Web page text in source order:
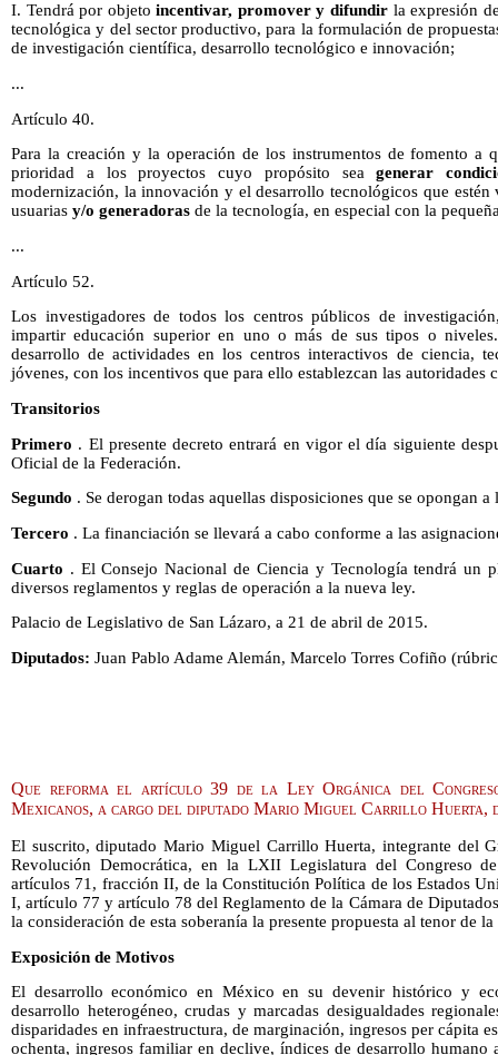
I. Tendrá por objetoincentivar, promover y difundir la expresión
tecnológica y del sector productivo, para la formulación de
de investigación científica, desarrollo tecnológico e innovación;
...
Artículo 40.
Para la creación y la operación de los instrumentos de fomento a
prioridad a los proyectos cuyo propósito seagenerar
modernización, la innovación y el desarrollo tecnológicos que estén
usuarias y/o generadoras de la tecnología, en especial con la
...
Artículo 52.
Los investigadores de todos los centros públicos de
impartir educación superior en uno o más de sus tipos o
desarrollo de actividades en los centros interactivos de ciencia,
jóvenes, con los incentivos que para ello establezcan las autoridades
Transitorios
Primero . El presente decreto entrará en vigor el día siguiente
Oficial de la Federación.
Segundo . Se derogan todas aquellas disposiciones que se opongan
Tercero . La financiación se llevará a cabo conforme a las
Cuarto . El Consejo Nacional de Ciencia y Tecnología tendrá un
diversos reglamentos y reglas de operación a la nueva ley.
Palacio de Legislativo de San Lázaro, a 21 de abril de 2015.
Diputados: Juan Pablo Adame Alemán, Marcelo Torres Cofiño
Que reforma el artículo 39 de la Ley Orgánica del
Mexicanos, a cargo del diputado Mario Miguel Carrillo Huerta,
El suscrito, diputado Mario Miguel Carrillo Huerta, integrante del
Revolución Democrática, en la LXII Legislatura del Congreso
artículos 71, fracción II, de la Constitución Política de los Estados
I, artículo 77 y artículo 78 del Reglamento de la Cámara de
la consideración de esta soberanía la presente propuesta al tenor de
Exposición de Motivos
El desarrollo económico en México en su devenir histórico y
desarrollo heterogéneo, crudas y marcadas desigualdades
disparidades en infraestructura, de marginación, ingresos per cápita
ochenta, ingresos familiar en declive, índices de desarrollo humano